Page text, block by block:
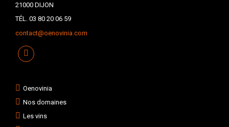
21000 DIJON
TÉL. 03 80 20 06 59
contact@oenovinia.com
Oenovinia
Nos domaines
Les vins